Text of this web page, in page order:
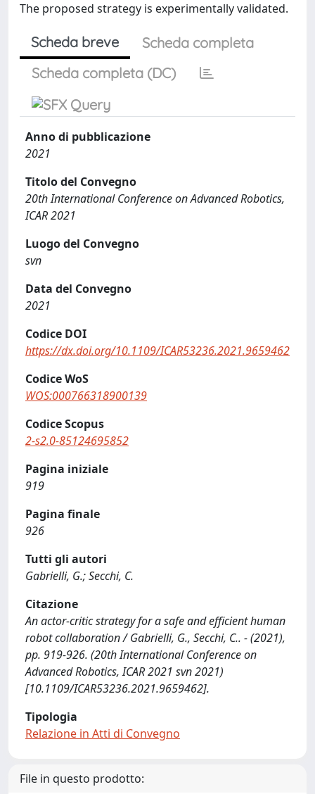
The proposed strategy is experimentally validated.
Scheda breve
Scheda completa
Scheda completa (DC)
Anno di pubblicazione
2021
Titolo del Convegno
20th International Conference on Advanced Robotics,
ICAR 2021
Luogo del Convegno
svn
Data del Convegno
2021
Codice DOI
https://dx.doi.org/10.1109/ICAR53236.2021.9659462
Codice WoS
WOS:000766318900139
Codice Scopus
2-s2.0-85124695852
Pagina iniziale
919
Pagina finale
926
Tutti gli autori
Gabrielli, G.; Secchi, C.
Citazione
An actor-critic strategy for a safe and efficient human
robot collaboration / Gabrielli, G., Secchi, C.. - (2021),
pp. 919-926. (20th International Conference on
Advanced Robotics, ICAR 2021 svn 2021)
[10.1109/ICAR53236.2021.9659462].
Tipologia
Relazione in Atti di Convegno
File in questo prodotto: